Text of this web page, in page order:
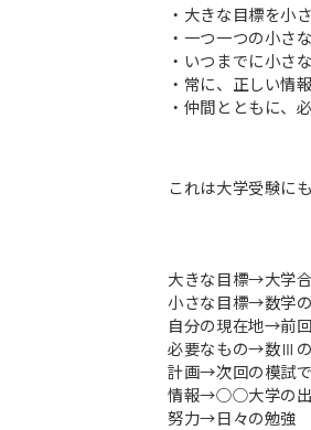
・大きな目標を小
・一つ一つの小さ
・いつまでに小さ
・常に、正しい情
・仲間とともに、
これは大学受験に
大きな目標→大学
小さな目標→数学
自分の現在地→前
必要なもの→数Ⅲ
計画→次回の模試
情報→○○大学の出
努力→日々の勉強